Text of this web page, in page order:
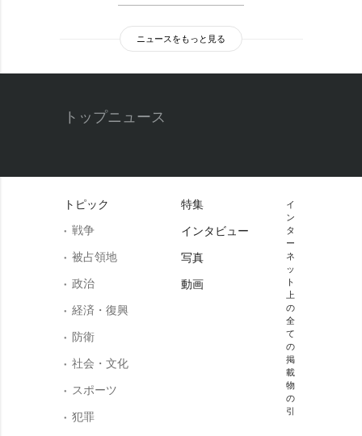
ニュースをもっと見る
トップニュース
トピック
戦争
被占領地
政治
経済・復興
防衛
社会・文化
スポーツ
犯罪
特集
インタビュー
写真
動画
イ
ン
タ
ー
ネ
ッ
ト
上
の
全
て
の
掲
載
物
の
引